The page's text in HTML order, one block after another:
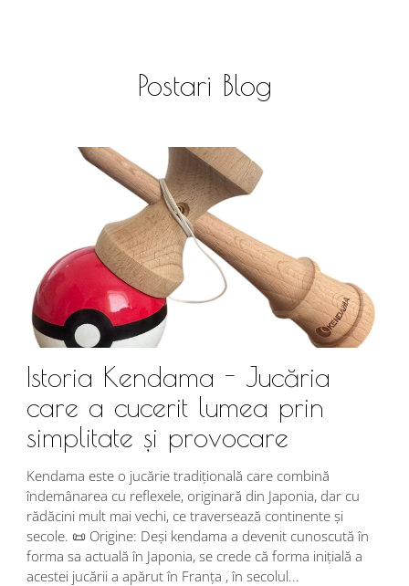
Postari Blog
Istoria Kendama - Jucăria
care a cucerit lumea prin
simplitate și provocare
Kendama este o jucărie tradițională care combină
îndemânarea cu reflexele, originară din Japonia, dar cu
rădăcini mult mai vechi, ce traversează continente și
secole. 📜 Origine: Deși kendama a devenit cunoscută în
forma sa actuală în Japonia, se crede că forma inițială a
acestei jucării a apărut în Franța , în secolul...